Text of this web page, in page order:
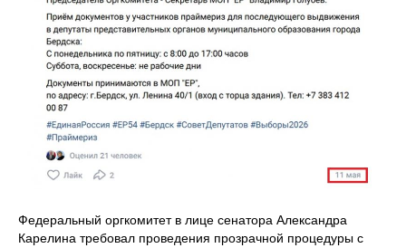
Федеральный оргкомитет в лице сенатора Александра
Карелина требовал проведения прозрачной процедуры с